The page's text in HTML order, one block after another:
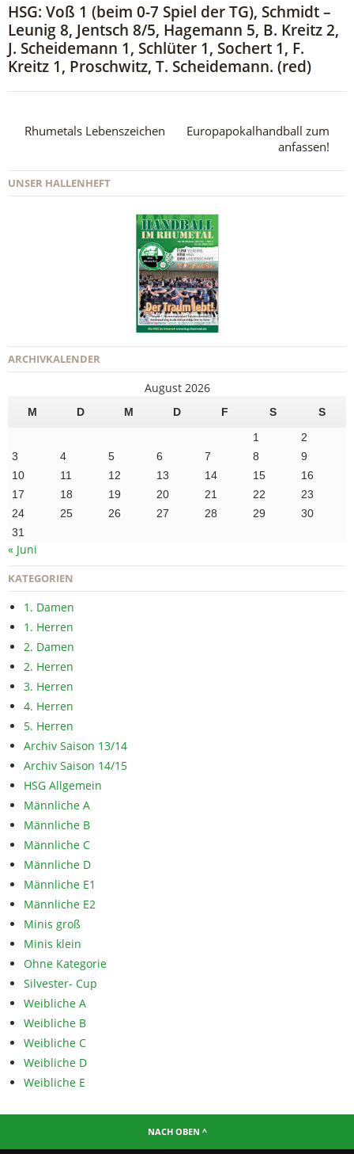
HSG: Voß 1 (beim 0-7 Spiel der TG), Schmidt –
Leunig 8, Jentsch 8/5, Hagemann 5, B. Kreitz 2,
J. Scheidemann 1, Schlüter 1, Sochert 1, F.
Kreitz 1, Proschwitz, T. Scheidemann. (red)
Rhumetals Lebenszeichen
Europapokalhandball zum
anfassen!
UNSER HALLENHEFT
ARCHIVKALENDER
August 2026
M D M D F S
S
1
2
3
4 5 6 7 8
9
10
11 12 13 14 15
16
17
18 19 20 21 22
23
24
25 26 27 28 29
30
31
« Juni
KATEGORIEN
1. Damen
1. Herren
2. Damen
2. Herren
3. Herren
4. Herren
5. Herren
Archiv Saison 13/14
Archiv Saison 14/15
HSG Allgemein
Männliche A
Männliche B
Männliche C
Männliche D
Männliche E1
Männliche E2
Minis groß
Minis klein
Ohne Kategorie
Silvester- Cup
Weibliche A
Weibliche B
Weibliche C
Weibliche D
Weibliche E
NACH OBEN ^